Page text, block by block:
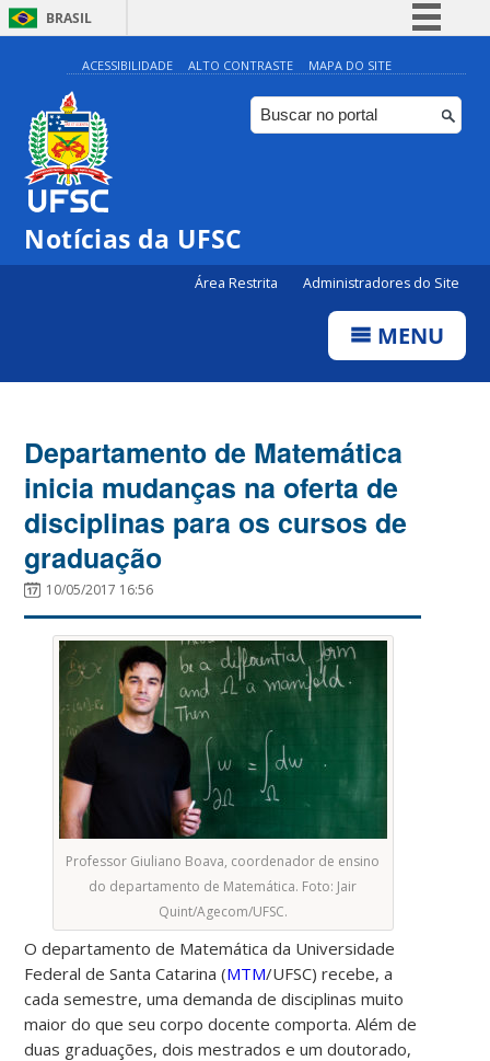
BRASIL
Simplifique!
Comunica BR
Participe
ACESSIBILIDADE ALTO CONTRASTE MAPA DO SITE
Notícias da UFSC
Área Restrita Administradores do Site
MENU
Departamento de Matemática
inicia mudanças na oferta de
disciplinas para os cursos de
graduação
10/05/2017 16:56
Professor Giuliano Boava, coordenador de ensino
do departamento de Matemática. Foto: Jair
Quint/Agecom/UFSC.
O departamento de Matemática da Universidade
Federal de Santa Catarina (MTM/UFSC) recebe, a
cada semestre, uma demanda de disciplinas muito
maior do que seu corpo docente comporta. Além de
duas graduações, dois mestrados e um doutorado,